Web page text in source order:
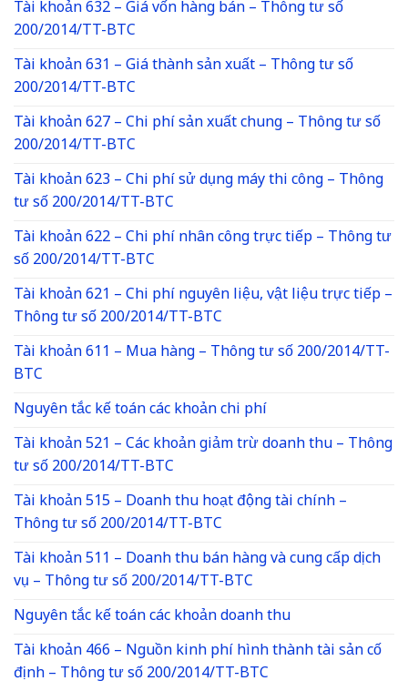
Tài khoản 632 – Giá vốn hàng bán – Thông tư số
200/2014/TT-BTC
Tài khoản 631 – Giá thành sản xuất – Thông tư số
200/2014/TT-BTC
Tài khoản 627 – Chi phí sản xuất chung – Thông tư số
200/2014/TT-BTC
Tài khoản 623 – Chi phí sử dụng máy thi công – Thông
tư số 200/2014/TT-BTC
Tài khoản 622 – Chi phí nhân công trực tiếp – Thông tư
số 200/2014/TT-BTC
Tài khoản 621 – Chi phí nguyên liệu, vật liệu trực tiếp –
Thông tư số 200/2014/TT-BTC
Tài khoản 611 – Mua hàng – Thông tư số 200/2014/TT-
BTC
Nguyên tắc kế toán các khoản chi phí
Tài khoản 521 – Các khoản giảm trừ doanh thu – Thông
tư số 200/2014/TT-BTC
Tài khoản 515 – Doanh thu hoạt động tài chính –
Thông tư số 200/2014/TT-BTC
Tài khoản 511 – Doanh thu bán hàng và cung cấp dịch
vụ – Thông tư số 200/2014/TT-BTC
Nguyên tắc kế toán các khoản doanh thu
Tài khoản 466 – Nguồn kinh phí hình thành tài sản cố
định – Thông tư số 200/2014/TT-BTC